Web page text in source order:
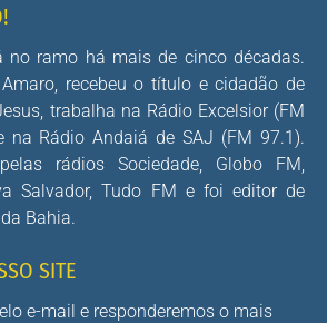
no ramo há mais de cinco décadas.
recebeu o título e cidadão de
trabalha na Rádio Excelsior (FM
Rádio Andaiá de SAJ (FM 97.1).
rádios Sociedade, Globo FM,
Salvador, Tudo FM e foi editor de
Bahia.
SITE
e-mail e responderemos o mais